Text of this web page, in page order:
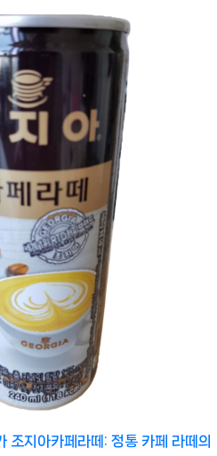
조지아카페라떼: 정통 카페 라떼의